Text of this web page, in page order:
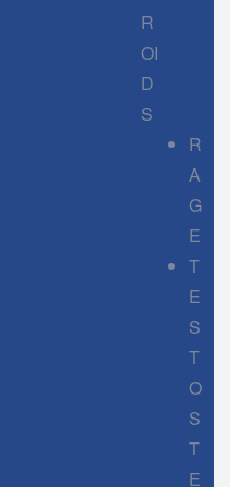
R
OI
D
S
R
A
G
E
T
E
S
T
O
S
T
E